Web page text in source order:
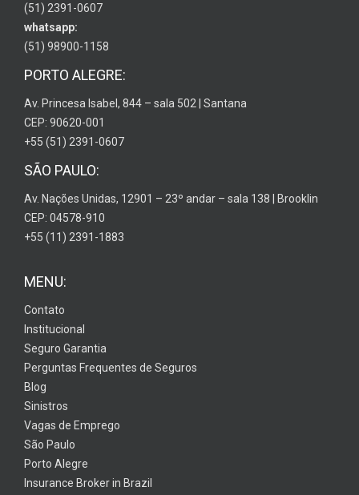
(51) 2391-0607
whatsapp:
(51) 98900-1158
PORTO ALEGRE:
Av. Princesa Isabel, 844 – sala 502 | Santana
CEP: 90620-001
+55 (51) 2391-0607
SÃO PAULO:
Av. Nações Unidas, 12901 – 23º andar – sala 138 | Brooklin
CEP: 04578-910
+55 (11) 2391-1883
MENU:
Contato
Institucional
Seguro Garantia
Perguntas Frequentes de Seguros
Blog
Sinistros
Vagas de Emprego
São Paulo
Porto Alegre
Insurance Broker in Brazil